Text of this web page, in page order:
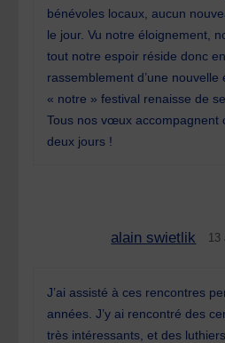
bénévoles locaux, aucun
le jour. Vu notre éloignement,
tout notre espoir réside donc
rassemblement d’une nouvelle
« notre » festival renaisse de
Tous nos vœux accompagnent
deux jours !
alain swietlik 13
J’ai assisté à ces rencontres
années. J’y ai rencontré des
très intéressants, et des